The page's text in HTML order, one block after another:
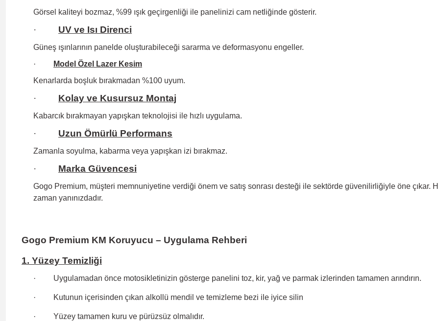
Görsel kaliteyi bozmaz, %99 ışık geçirgenliği ile panelinizi cam netliğinde gösterir.
· UV ve Isı Direnci
Güneş ışınlarının panelde oluşturabileceği sararma ve deformasyonu engeller.
·
Model Özel Lazer Kesim
Kenarlarda boşluk bırakmadan %100 uyum.
· Kolay ve Kusursuz Montaj
Kabarcık bırakmayan yapışkan teknolojisi ile hızlı uygulama.
· Uzun Ömürlü Performans
Zamanla soyulma, kabarma veya yapışkan izi bırakmaz.
· Marka Güvencesi
Gogo Premium, müşteri memnuniyetine verdiği önem ve satış sonrası desteği ile sektörde güvenilirliğiyle öne çıkar.
zaman yanınızdadır.
Gogo Premium KM Koruyucu – Uygulama Rehberi
1. Yüzey Temizliği
· Uygulamadan önce motosikletinizin gösterge panelini toz, kir, yağ ve parmak izlerinden tamamen arındırın.
· Kutunun içerisinden çıkan alkollü mendil ve temizleme bezi ile iyice silin
· Yüzey tamamen kuru ve pürüzsüz olmalıdır.